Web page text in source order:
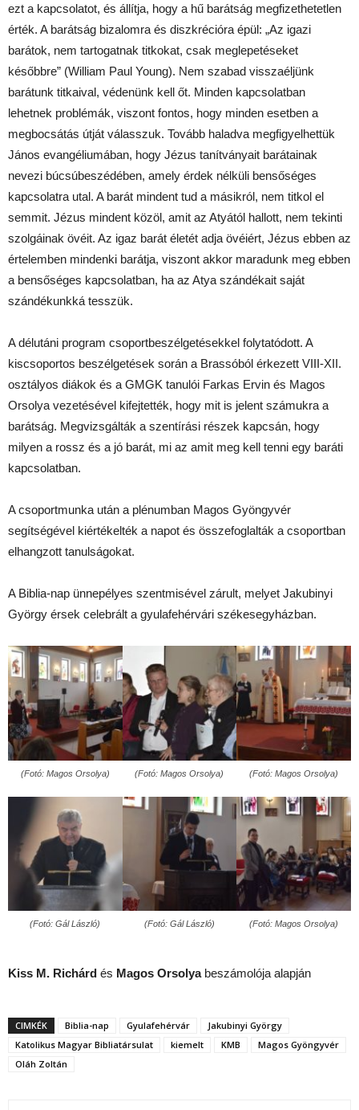
ezt a kapcsolatot, és állítja, hogy a hű barátság megfizethetetlen
érték. A barátság bizalomra és diszkrécióra épül: „Az igazi
barátok, nem tartogatnak titkokat, csak meglepetéseket
későbbre” (William Paul Young). Nem szabad visszaéljünk
barátunk titkaival, védenünk kell őt. Minden kapcsolatban
lehetnek problémák, viszont fontos, hogy minden esetben a
megbocsátás útját válasszuk. Tovább haladva megfigyelhettük
János evangéliumában, hogy Jézus tanítványait barátainak
nevezi búcsúbeszédében, amely érdek nélküli bensőséges
kapcsolatra utal. A barát mindent tud a másikról, nem titkol el
semmit. Jézus mindent közöl, amit az Atyától hallott, nem tekinti
szolgáinak övéit. Az igaz barát életét adja övéiért, Jézus ebben az
értelemben mindenki barátja, viszont akkor maradunk meg ebben
a bensőséges kapcsolatban, ha az Atya szándékait saját
szándékunkká tesszük.
A délutáni program csoportbeszélgetésekkel folytatódott. A
kiscsoportos beszélgetések során a Brassóból érkezett VIII-XII.
osztályos diákok és a GMGK tanulói Farkas Ervin és Magos
Orsolya vezetésével kifejtették, hogy mit is jelent számukra a
barátság. Megvizsgálták a szentírási részek kapcsán, hogy
milyen a rossz és a jó barát, mi az amit meg kell tenni egy baráti
kapcsolatban.
A csoportmunka után a plénumban Magos Gyöngyvér
segítségével kiértékelték a napot és összefoglalták a csoportban
elhangzott tanulságokat.
A Biblia-nap ünnepélyes szentmisével zárult, melyet Jakubinyi
György érsek celebrált a gyulafehérvári székesegyházban.
(Fotó: Magos Orsolya) (Fotó: Magos Orsolya) (Fotó: Magos Orsolya)
(Fotó: Gál László) (Fotó: Gál László) (Fotó: Magos Orsolya)
Kiss M. Richárd és Magos Orsolya beszámolója alapján
CIMKÉK Biblia-nap Gyulafehérvár
Jakubinyi György
Katolikus Magyar Bibliatársulat
kiemelt KMB
Magos Gyöngyvér
Oláh Zoltán